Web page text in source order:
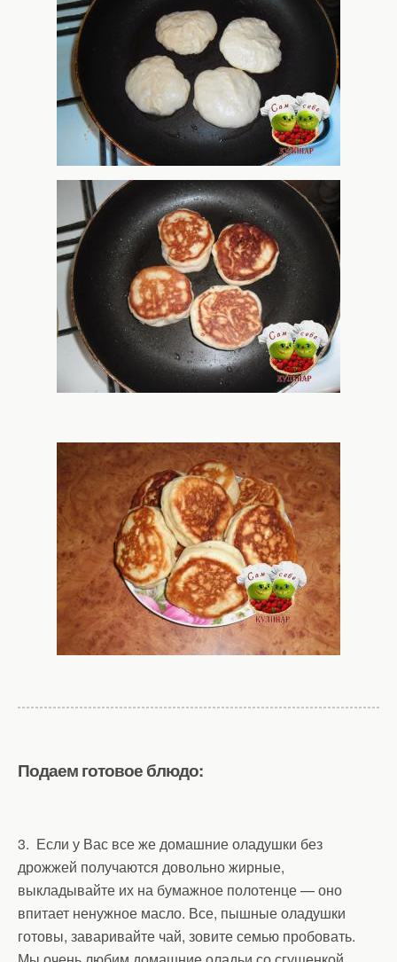
Подаем готовое блюдо:
3. Если у Вас все же домашние оладушки без
дрожжей получаются довольно жирные,
выкладывайте их на бумажное полотенце — оно
впитает ненужное масло. Все, пышные оладушки
готовы, заваривайте чай, зовите семью пробовать.